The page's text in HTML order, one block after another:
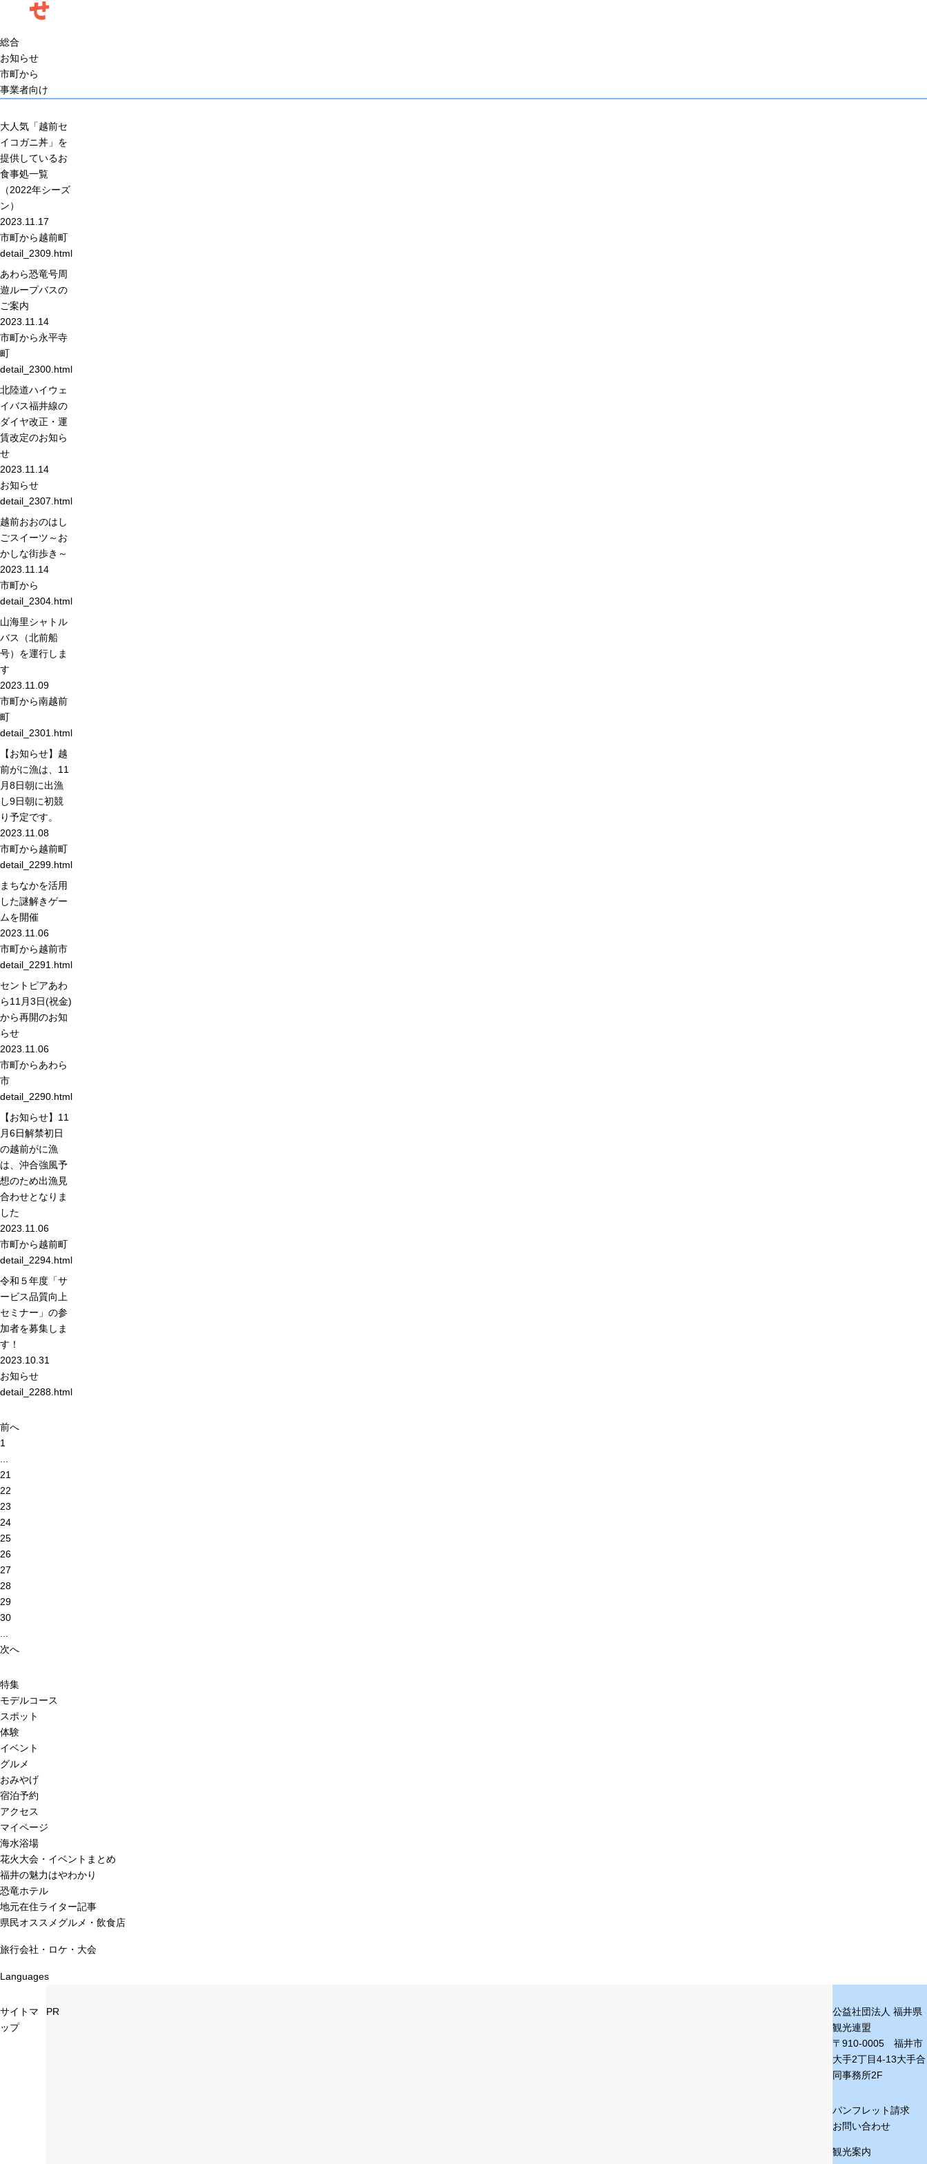
せ
総合
お知らせ
市町から
事業者向け
大人気「越前セ
イコガニ丼」を
提供しているお
食事処一覧
（2022年シーズ
ン）
2023.11.17
市町から越前町
detail_2309.html
あわら恐竜号周
遊ループバスの
ご案内
2023.11.14
市町から永平寺
町
detail_2300.html
北陸道ハイウェ
イバス福井線の
ダイヤ改正・運
賃改定のお知ら
せ
2023.11.14
お知らせ
detail_2307.html
越前おおのはし
ごスイーツ～お
かしな街歩き～
2023.11.14
市町から
detail_2304.html
山海里シャトル
バス（北前船
号）を運行しま
す
2023.11.09
市町から南越前
町
detail_2301.html
【お知らせ】越
前がに漁は、11
月8日朝に出漁
し9日朝に初競
り予定です。
2023.11.08
市町から越前町
detail_2299.html
まちなかを活用
した謎解きゲー
ムを開催
2023.11.06
市町から越前市
detail_2291.html
セントピアあわ
ら11月3日(祝金)
から再開のお知
らせ
2023.11.06
市町からあわら
市
detail_2290.html
【お知らせ】11
月6日解禁初日
の越前がに漁
は、沖合強風予
想のため出漁見
合わせとなりま
した
2023.11.06
市町から越前町
detail_2294.html
令和５年度「サ
ービス品質向上
セミナー」の参
加者を募集しま
す！
2023.10.31
お知らせ
detail_2288.html
前へ
1
21
22
23
24
25
26
27
28
29
30
次へ
特集
モデルコース
スポット
体験
イベント
グルメ
おみやげ
宿泊予約
アクセス
マイページ
海水浴場
花火大会・イベントまとめ
福井の魅力はやわかり
恐竜ホテル
地元在住ライター記事
県民オススメグルメ・飲食店
旅行会社・ロケ・大会
Languages
サイトマ
ップ
PR
公益社団法人 福井県
観光連盟
〒910-0005 福井市
大手2丁目4-13大手合
同事務所2F
パンフレット請求
お問い合わせ
観光案内